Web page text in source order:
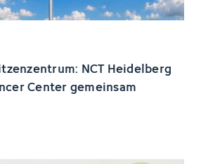
NCT Heidelberg
Center gemeinsam